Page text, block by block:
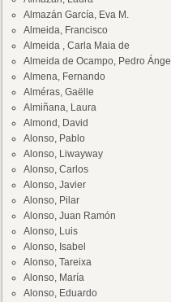
Almazán García, Eva M.
Almeida, Francisco
Almeida , Carla Maia de
Almeida de Ocampo, Pedro Ángel
Almena, Fernando
Alméras, Gaëlle
Almiñana, Laura
Almond, David
Alonso, Pablo
Alonso, Liwayway
Alonso, Carlos
Alonso, Javier
Alonso, Pilar
Alonso, Juan Ramón
Alonso, Luis
Alonso, Isabel
Alonso, Tareixa
Alonso, María
Alonso, Eduardo